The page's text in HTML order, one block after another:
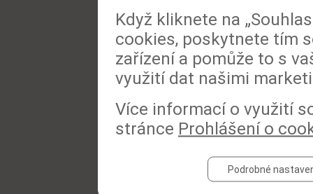
Když kliknete na
cookies, poskytnete tím
zařízení a pomůže to s
využití dat našimi
Více informací o využití
stránce Prohlášení o
Podrobné